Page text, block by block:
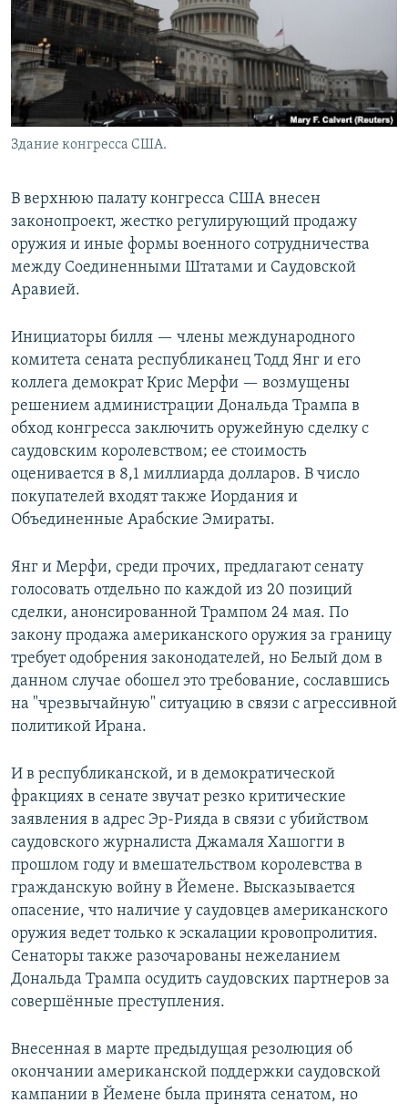
Здание конгресса США.
В верхнюю палату конгресса США внесен
законопроект, жестко регулирующий продажу
оружия и иные формы военного сотрудничества
между Соединенными Штатами и Саудовской
Аравией.
Инициаторы билля — члены международного
комитета сената республиканец Тодд Янг и его
коллега демократ Крис Мерфи — возмущены
решением администрации Дональда Трампа в
обход конгресса заключить оружейную сделку с
саудовским королевством; ее стоимость
оценивается в 8,1 миллиарда долларов. В число
покупателей входят также Иордания и
Объединенные Арабские Эмираты.
Янг и Мерфи, среди прочих, предлагают сенату
голосовать отдельно по каждой из 20 позиций
сделки, анонсированной Трампом 24 мая. По
закону продажа американского оружия за границу
требует одобрения законодателей, но Белый дом в
данном случае обошел это требование, сославшись
на "чрезвычайную" ситуацию в связи с агрессивной
политикой Ирана.
И в республиканской, и в демократической
фракциях в сенате звучат резко критические
заявления в адрес Эр-Рияда в связи с убийством
саудовского журналиста Джамаля Хашогги в
прошлом году и вмешательством королевства в
гражданскую войну в Йемене. Высказывается
опасение, что наличие у саудовцев американского
оружия ведет только к эскалации кровопролития.
Сенаторы также разочарованы нежеланием
Дональда Трампа осудить саудовских партнеров за
совершённые преступления.
Внесенная в марте предыдущая резолюция об
окончании американской поддержки саудовской
кампании в Йемене была принята сенатом, но